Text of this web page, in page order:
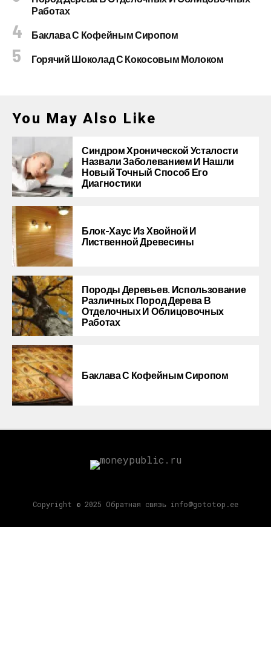
Работах
Баклава С Кофейным Сиропом
Горячий Шоколад С Кокосовым Молоком
You May Also Like
Синдром Хронической Усталости
Назвали Заболеванием И Нашли
Новый Точный Способ Его
Диагностики
Блок-Хаус Из Хвойной И
Лиственной Древесины
Породы Деревьев. Использование
Различных Пород Дерева В
Отделочных И Облицовочных
Работах
Баклава С Кофейным Сиропом
Copyright © 2025 Обратная связь info@gototop.ee